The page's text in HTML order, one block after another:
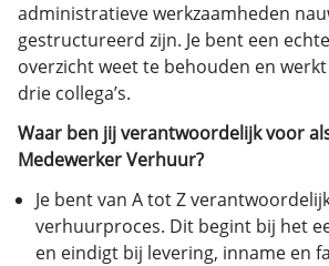
administratieve werkzaamheden
gestructureerd zijn. Je bent een
overzicht weet te behouden en
drie collega’s.
Waar ben jij verantwoordelijk voor
Medewerker Verhuur?
Je bent van A tot Z
verhuurproces. Dit begint bij het
en eindigt bij levering, inname en